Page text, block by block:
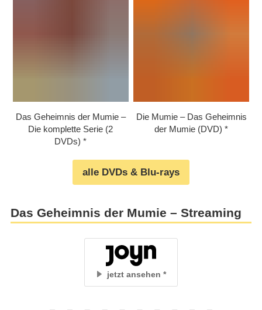
Das Geheimnis der Mumie –
Die komplette Serie (2
DVDs)
Die Mumie – Das Geheimnis
der Mumie (DVD)
alle DVDs & Blu-rays
Das Geheimnis der Mumie – Streaming
jetzt ansehen